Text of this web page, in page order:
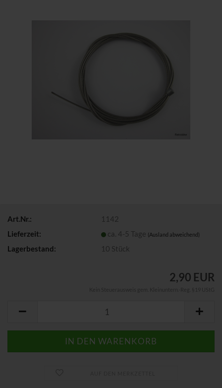
Art.Nr.:
1142
Lieferzeit:
ca. 4-5 Tage (Ausland abweichend)
Lagerbestand: 10 Stück
2,90 EUR